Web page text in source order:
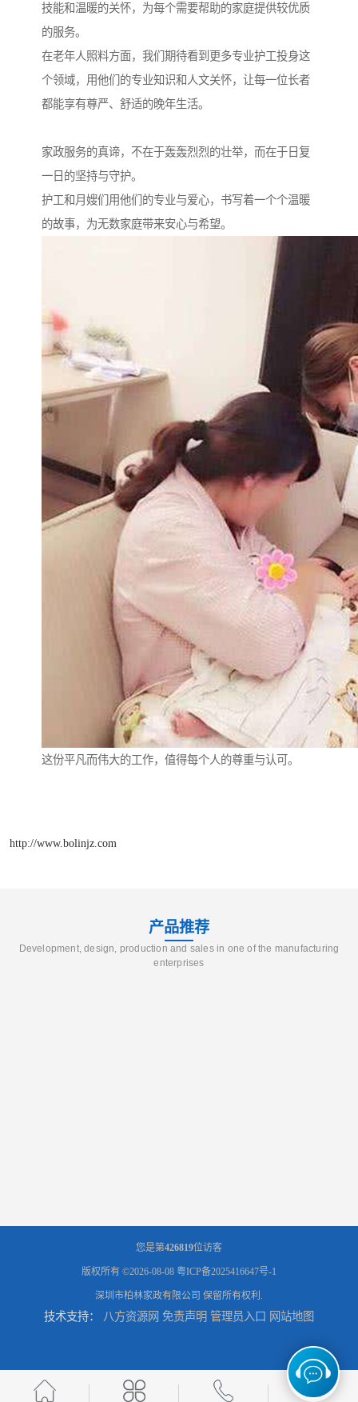
技能和温暖的关怀，为每个需要帮助的家庭提供较优质
的服务。
在老年人照料方面，我们期待看到更多专业护工投身这
个领域，用他们的专业知识和人文关怀，让每一位长者
都能享有尊严、舒适的晚年生活。
家政服务的真谛，不在于轰轰烈烈的壮举，而在于日复
一日的坚持与守护。
护工和月嫂们用他们的专业与爱心，书写着一个个温暖
的故事，为无数家庭带来安心与希望。
这份平凡而伟大的工作，值得每个人的尊重与认可。
http://www.bolinjz.com
产品推荐
Development, design, production and sales in one of the manufacturing
enterprises
您是第426819位访客
版权所有 ©2026-08-08 粤ICP备2025416647号-1
深圳市柏林家政有限公司 保留所有权利.
技术支持： 八方资源网 免责声明 管理员入口 网站地图